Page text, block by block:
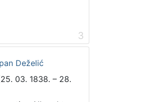
3
Deželić
03. 1838. – 28.